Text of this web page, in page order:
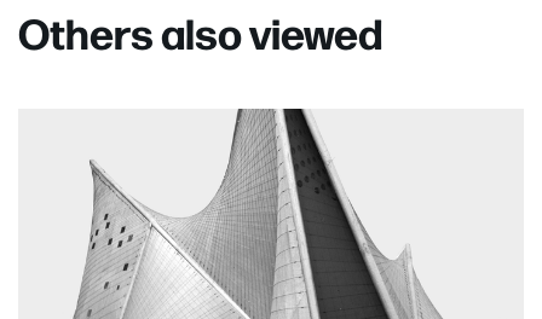
Others also viewed